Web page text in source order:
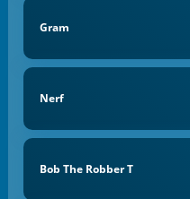
Gram
Nerf
Bob The Robber T